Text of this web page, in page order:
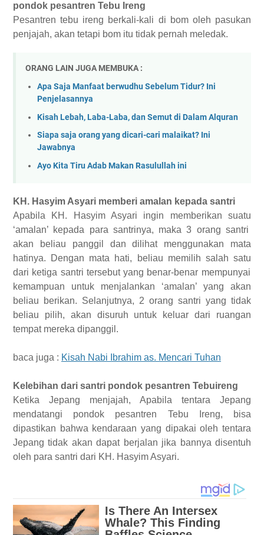
pondok pesantren Tebu Ireng
Pesantrentebu ireng berkali-kali di bom oleh pasukan
penjajah, akan tetapi bom itu tidak pernah meledak.
ORANG LAIN JUGA MEMBUKA :
Apa Saja Manfaat berwudhu Sebelum Tidur? Ini
Penjelasannya
Kisah Lebah, Laba-Laba, dan Semut di Dalam Alquran
Siapa saja orang yang dicari-cari malaikat? Ini
Jawabnya
Ayo Kita Tiru Adab Makan Rasulullah ini
KH. Hasyim Asyari memberi amalan kepada santri
Apabila KH. Hasyim Asyari ingin memberikan suatu
‘amalan’ kepada para santrinya, maka 3 orang santri
akan beliau panggil dan dilihat menggunakan mata
hatinya. Dengan mata hati, beliau memilih salah satu
dari ketiga santri tersebut yang benar-benar mempunyai
kemampuan untuk menjalankan ‘amalan’ yang akan
beliau berikan. Selanjutnya, 2 orang santri yang tidak
beliau pilih, akan disuruh untuk
keluar dari ruangan
tempat mereka dipanggil.
baca juga : Kisah Nabi Ibrahim as. Mencari Tuhan
Kelebihan dari santri pondok pesantren Tebuireng
Ketika Jepang menjajah,Apabilatentara Jepang
mendatangi pondok pesantren Tebu Ireng,
bisa
dipastikan bahwa kendaraan yang dipakai oleh tentara
Jepang tidak akan dapatberjalan jika bannya disentuh
oleh para santri dari KH. Hasyim Asyari.